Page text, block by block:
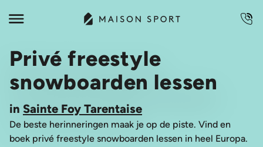
Privé freestyle
snowboarden lessen
in Sainte Foy Tarentaise
De beste herinneringen maak je op de piste. Vind en
boek privé freestyle snowboarden lessen in heel Europa.